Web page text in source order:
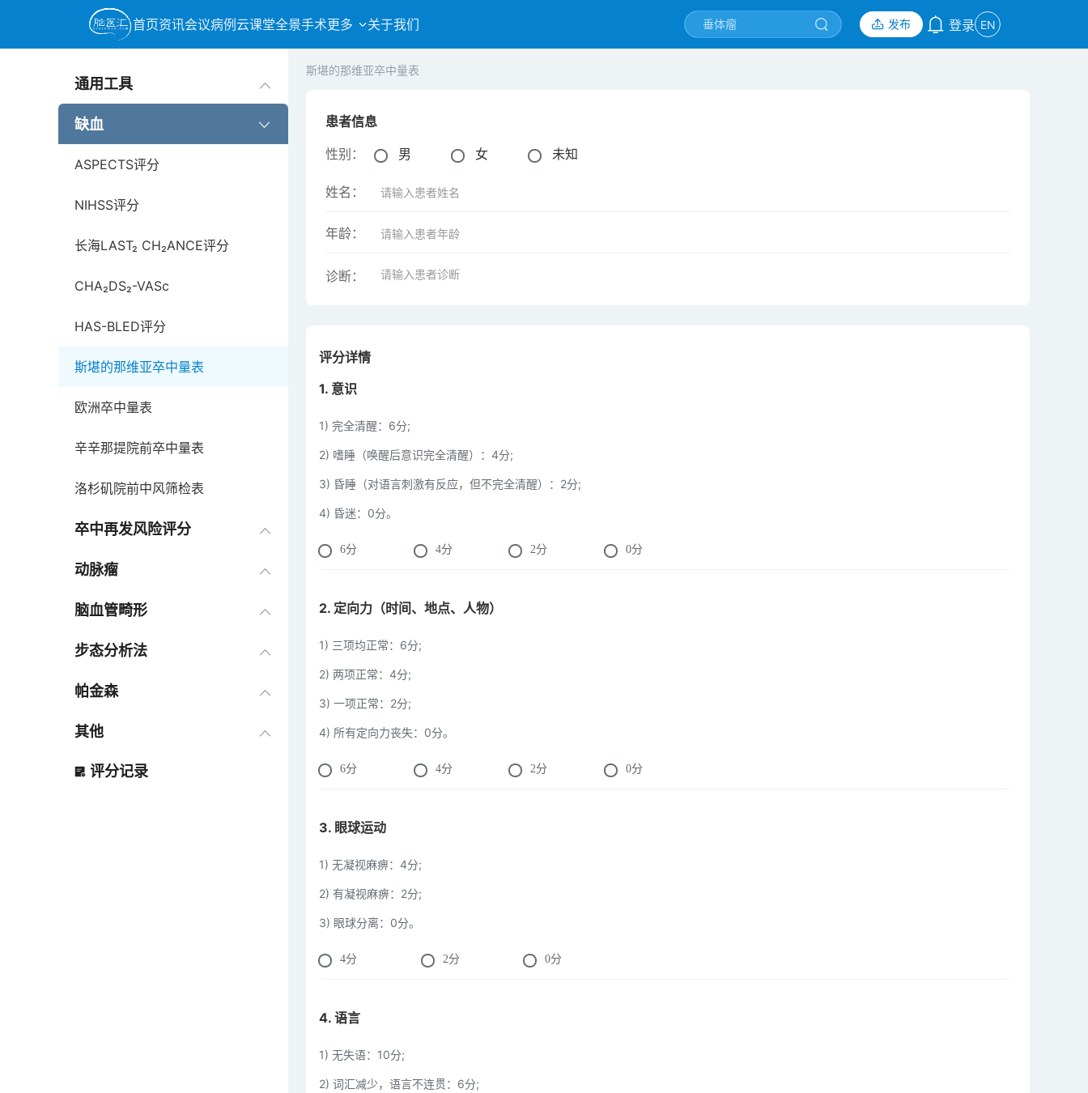
首页资讯会议病例 云课堂全景手术更多 关于我们 发布 登录 EN
通用工具
缺血
ASPECTS评分
NIHSS评分
长海LAST₂ CH₂ANCE评分
CHA₂DS₂-VASc
HAS-BLED评分
斯堪的那维亚卒中量表
欧洲卒中量表
辛辛那提院前卒中量表
洛杉矶院前中风筛检表
卒中再发风险评分
动脉瘤
脑血管畸形
步态分析法
帕金森
其他
评分记录
斯堪的那维亚卒中量表
患者信息
性别：
男 女 未知
姓名：
年龄：
诊断：
评分详情
1. 意识
1) 完全清醒：6分;
2) 嗜睡（唤醒后意识完全清醒）：4分;
3) 昏睡（对语言刺激有反应，但不完全清醒）：2分;
4) 昏迷：0分。
6分 4分 2分 0分
2. 定向力（时间、地点、人物）
1) 三项均正常：6分;
2) 两项正常：4分;
3) 一项正常：2分;
4) 所有定向力丧失：0分。
6分 4分 2分 0分
3. 眼球运动
1) 无凝视麻痹：4分;
2) 有凝视麻痹：2分;
3) 眼球分离：0分。
4分 2分 0分
4. 语言
1) 无失语：10分;
2) 词汇减少，语言不连贯：6分;